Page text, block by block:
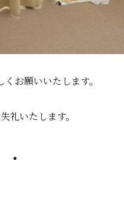
お願いいたします。
礼いたします。